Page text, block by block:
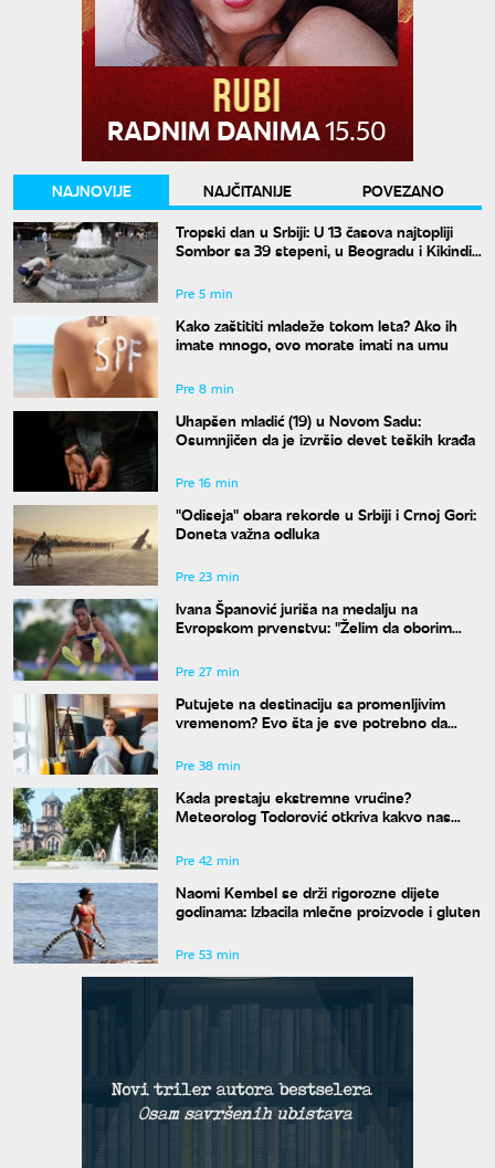
NAJNOVIJE NAJČITANIJE
POVEZANO
Tropski dan u Srbiji: U 13 časova najtopliji
Sombor sa 39 stepeni, u Beogradu i Kikindi
Pre 5 min
Kako zaštititi mladeže tokom leta? Ako ih
imate mnogo, ovo morate imati na umu
Pre 8 min
Uhapšen mladić (19) u Novom Sadu:
Osumnjičen da je izvršio devet teških krađa
Pre 16 min
"Odiseja" obara rekorde u Srbiji i Crnoj Gori:
Doneta važna odluka
Pre 23 min
Ivana Španović juriša na medalju na
Evropskom prvenstvu: "Želim da oborim
Pre 27 min
Putujete na destinaciju sa promenljivim
vremenom? Evo šta je sve potrebno da
Pre 38 min
Kada prestaju ekstremne vrućine?
Meteorolog Todorović otkriva kakvo nas
Pre 42 min
Naomi Kembel se drži rigorozne dijete
godinama: Izbacila mlečne proizvode i gluten
Pre 53 min